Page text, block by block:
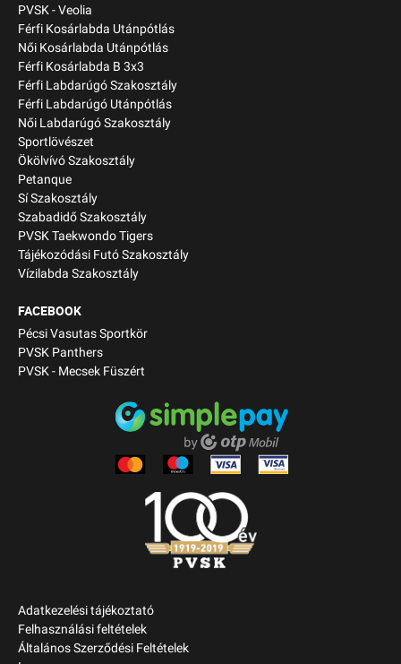
PVSK - Veolia
Férfi Kosárlabda Utánpótlás
Női Kosárlabda Utánpótlás
Férfi Kosárlabda B 3x3
Férfi Labdarúgó Szakosztály
Férfi Labdarúgó Utánpótlás
Női Labdarúgó Szakosztály
Sportlövészet
Ökölvívó Szakosztály
Petanque
Sí Szakosztály
Szabadidő Szakosztály
PVSK Taekwondo Tigers
Tájékozódási Futó Szakosztály
Vízilabda Szakosztály
FACEBOOK
Pécsi Vasutas Sportkör
PVSK Panthers
PVSK - Mecsek Füszért
Adatkezelési tájékoztató
Felhasználási feltételek
Általános Szerződési Feltételek